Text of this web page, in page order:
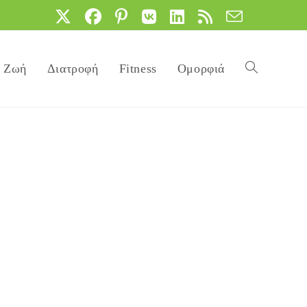
Ζωή Διατροφή Fitness Ομορφιά Toggle